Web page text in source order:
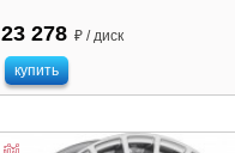
23 278 ₽ / диск
купить